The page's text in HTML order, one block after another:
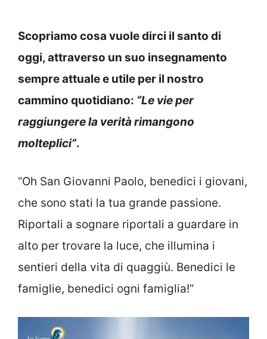
Scopriamo cosa vuole dirci il santo di
oggi, attraverso un suo insegnamento
sempre attuale e utile per il nostro
cammino quotidiano: “Le vie per
raggiungere la verità rimangono
molteplici”.
“Oh San Giovanni Paolo, benedici i giovani,
che sono stati la tua grande passione.
Riportali a sognare riportali a guardare in
alto per trovare la luce, che illumina i
sentieri della vita di quaggiù. Benedici le
famiglie, benedici ogni famiglia!”